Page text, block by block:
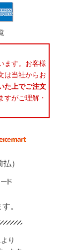
ます。お客様
は当社からお
た上でご注文
すがご理解・
）
。
り